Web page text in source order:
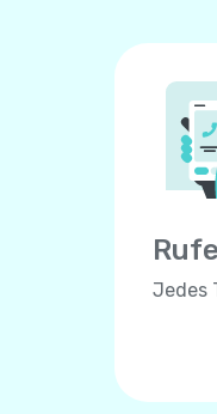
Jedes